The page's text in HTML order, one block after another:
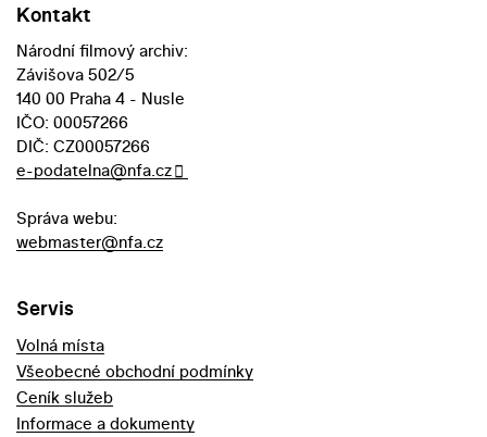
Kontakt
Národní filmový archiv:
Závišova 502/5
140 00 Praha 4 - Nusle
IČO: 00057266
DIČ: CZ00057266
e-podatelna@nfa.cz
Správa webu:
webmaster@nfa.cz
Servis
Volná místa
Všeobecné obchodní podmínky
Ceník služeb
Informace a dokumenty